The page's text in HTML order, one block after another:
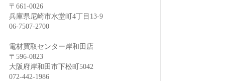
〒661-0026
兵庫県尼崎市水堂町4丁目13-9
06-7507-2700
電材買取センター岸和田店
〒596-0823
大阪府岸和田市下松町5042
072-442-1986